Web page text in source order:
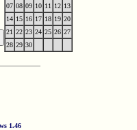
07 08 09 10 11 12 13
14 15 16 17 18 19 20
21 22 23 24 25 26 27
28 29 30
1.46